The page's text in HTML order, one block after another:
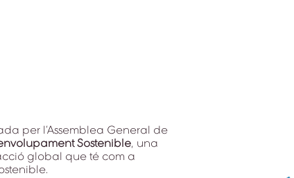
per l’Assemblea General de
Sostenible, una
global que té com a